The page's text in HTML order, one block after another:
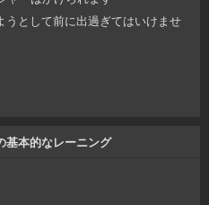
として前に出過ぎてはいけませ
本的なレーニング